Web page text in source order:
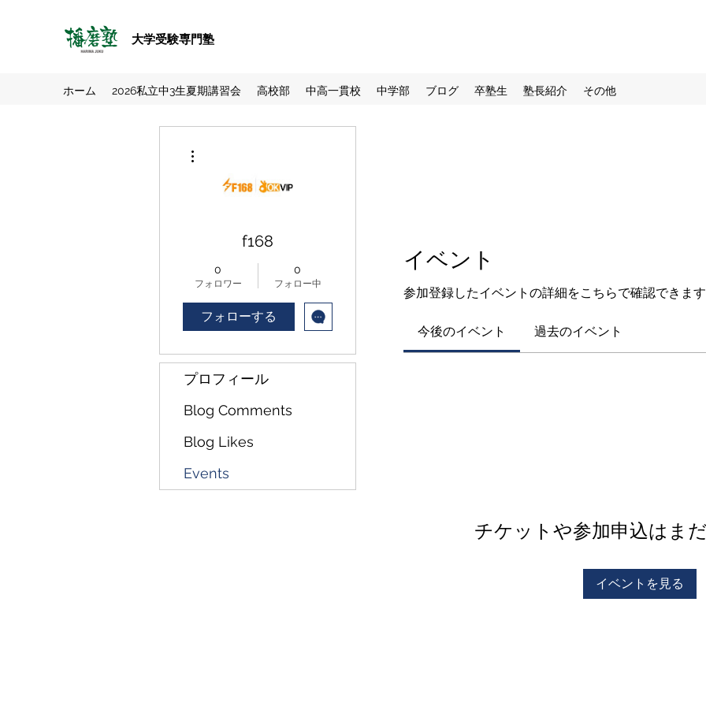
大学受験専門塾
ホーム 2026私立中3生夏期講習会 高校部 中高一貫校 中学部 ブログ 卒塾生 塾長紹介 その他
イベント
参加登録したイベントの詳細をこちらで確認できます
今後のイベント 過去のイベント
チケットや参加申込はま
イベントを見る
f168
0
フォロワー
0
フォロー中
フォローする
プロフィール
Blog Comments
Blog Likes
Events